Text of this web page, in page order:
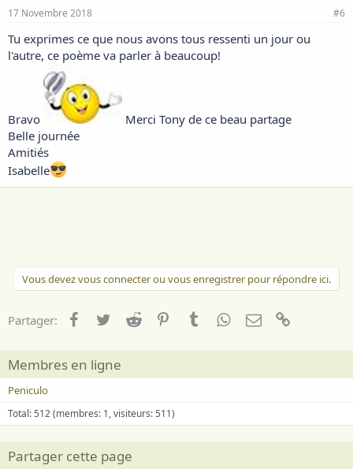
17 Novembre 2018 #6
Tu exprimes ce que nous avons tous ressenti un jour ou
l'autre, ce poème va parler à beaucoup!
Bravo
Merci Tony de ce beau partage
Belle journée
Amitiés
Isabelle
Vous devez vous connecter ou vous enregistrer pour répondre ici.
Partager: Facebook
TwitterReddit PinterestTumblrWhatsApp
Email
Membres en ligne
Peniculo
Total: 512 (membres: 1, visiteurs: 511)
Partager cette page